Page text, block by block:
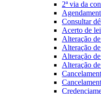
2ª via da
Consultar
Acerto de
Alteração
Alteração
Alteração
Alteração